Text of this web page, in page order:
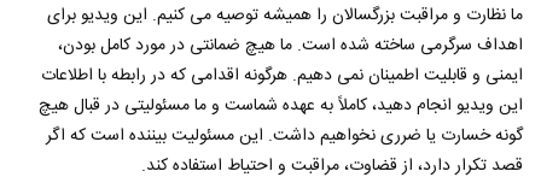
ما نظارت و مراقبت بزرگسالان را همیشه توصیه می کنیم. این ویدیو برای
اهداف سرگرمی ساخته شده است. ما هیچ ضمانتی در مورد کامل بودن،
ایمنی و قابلیت اطمینان نمی دهیم. هرگونه اقدامی که در رابطه با اطلاعات
این ویدیو انجام دهید، کاملاً به عهده شماست و ما مسئولیتی در قبال هیچ
گونه خسارت یا ضرری نخواهیم داشت. این مسئولیت بیننده است که اگر
قصد تکرار دارد، از قضاوت، مراقبت و احتیاط استفاده کند.